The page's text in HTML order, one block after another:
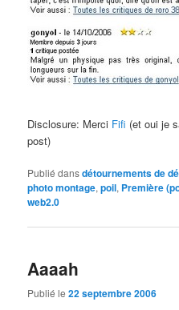
Disclosure: Merci Fifi (et oui je
post)
Publié dansdétournements de
photo montage,poil, Première
web2.0
Aaaah
Publié le22 septembre 2006